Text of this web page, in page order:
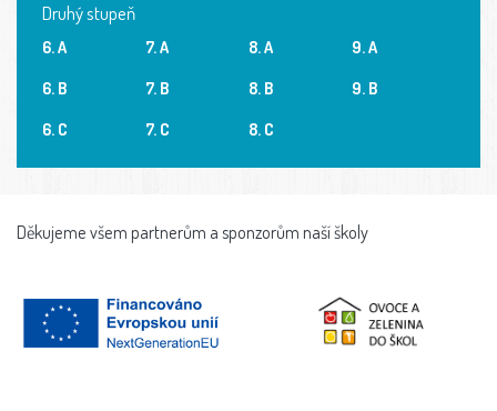
Druhý stupeň
6. A
6. B
6. C
7. A
7. B
7. C
8. A
8. B
8. C
9. A
9. B
Děkujeme všem partnerům a sponzorům naší školy